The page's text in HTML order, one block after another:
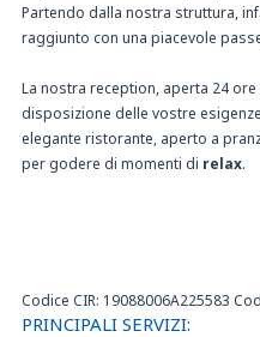
Partendo dalla nostra struttura,
raggiunto con una piacevole
La nostra reception, aperta 24
disposizione delle vostre
elegante ristorante, aperto a
per godere di momenti di relax.
Codice CIR: 19088006A225583
PRINCIPALI SERVIZI: